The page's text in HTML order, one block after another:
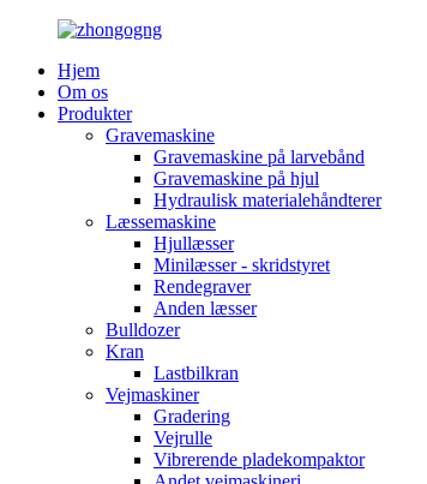
Hjem
Om os
Produkter
Gravemaskine
Gravemaskine på larvebånd
Gravemaskine på hjul
Hydraulisk materialehåndterer
Læssemaskine
Hjullæsser
Minilæsser - skridstyret
Rendegraver
Anden læsser
Bulldozer
Kran
Lastbilkran
Vejmaskiner
Gradering
Vejrulle
Vibrerende pladekompaktor